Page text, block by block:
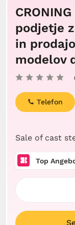
podjetje
in
modelov
Sale of cast
Telefon
Top